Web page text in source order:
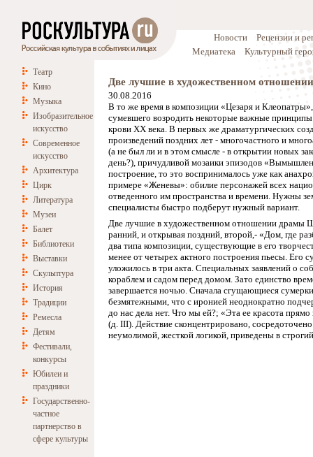
Новости
Рецензии и
Медиатека
Культурный
Театр
Кино
Музыка
Изобразительное
искусство
Современное
искусство
Архитектура
Цирк
Литература
Музеи
Балет
Библиотеки
Выставки
Скульптура
История
Традиции
Ремесла
Детям
Фестивали,
конкурсы
Юбилеи и
праздники
Государственно-
частное
партнерство в
сфере культуры
Две лучшие в художественном
30.08.2016
В то же время в композиции «Цезаря и Клеопатры»,
сумевшего возродить некоторые важные
крови XX века. В первых же драматургических
произведений поздних лет - многочастного и
(а не был ли и в этом смысле - в открытии новых
день?), причудливой мозаики эпизодов
построение, то это воспринималось уже как
примере «Женевы»: обилие персонажей всех
отведенного им пространства и времени. Нужны
специалисты быстро подберут нужный вариант.
Две лучшие в художественном отношении драмы
ранний, и открывая поздний, второй,- «Дом, где
два типа композиции, существующие в его
менее от четырех актного построения пьесы. Его
уложилось в три акта. Специальных заявлений о
кораблем и садом перед домом. Зато единство
завершается ночью. Сначала сгущающиеся
безмятежными, что с иронией неоднократно
до нас дела нет. Что мы ей?; «Эта ее красота
(д. III). Действие сконцентрировано,
неумолимой, жесткой логикой, приведены в